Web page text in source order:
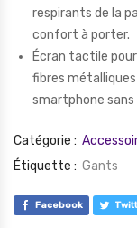
respirants de la
confort à porter.
Écran tactile
fibres
smartphone
Catégorie :
Étiquette : Gants
Facebook